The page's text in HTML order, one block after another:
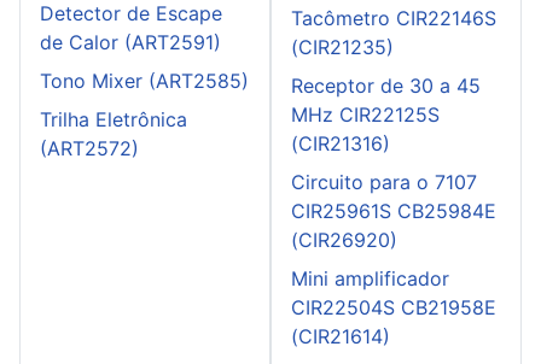
Detector de Escape
de Calor (ART2591)
Tono Mixer (ART2585)
Trilha Eletrônica
(ART2572)
Tacômetro CIR22146S
(CIR21235)
Receptor de 30 a 45
MHz CIR22125S
(CIR21316)
Circuito para o 7107
CIR25961S CB25984E
(CIR26920)
Mini amplificador
CIR22504S CB21958E
(CIR21614)